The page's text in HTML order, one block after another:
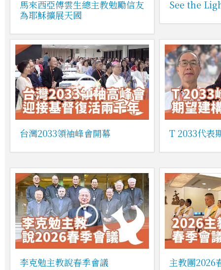
馬來西亞傅雲生總主教勉勵信友
為耶穌擴展天國
See the
台灣2033領袖峰會開幕 T 2033代表
李克勉主教說春季會議 主教團2026